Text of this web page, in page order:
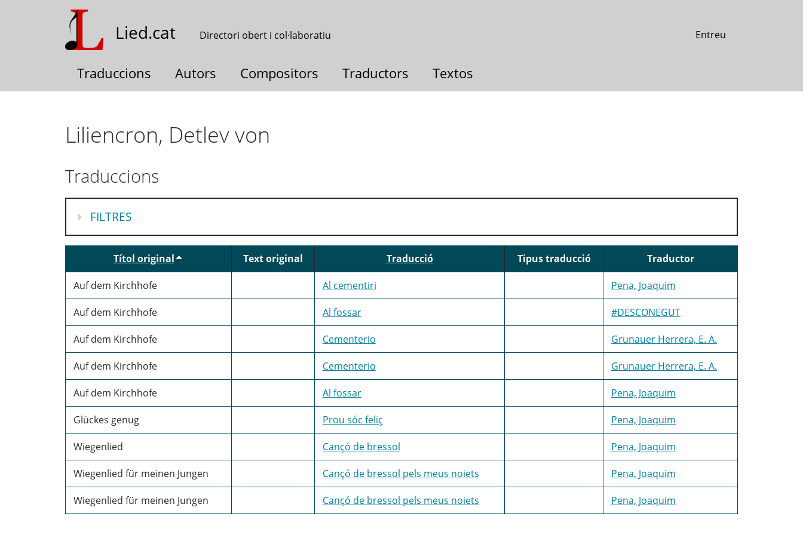
Lied.cat Directori obert i col·laboratiu Entreu
Traduccions Autors Compositors Traductors Textos
Liliencron, Detlev von
Traduccions
MOSTRA
FILTRES
Títol original Text original Traducció Tipus traducció Traductor
Auf dem Kirchhofe Al cementiri Pena, Joaquim
Auf dem Kirchhofe Al fossar #DESCONEGUT
Auf dem Kirchhofe Cementerio Grunauer Herrera, E. A.
Auf dem Kirchhofe Cementerio Grunauer Herrera, E. A.
Auf dem Kirchhofe Al fossar Pena, Joaquim
Glückes genug Prou sóc feliç Pena, Joaquim
Wiegenlied Cançó de bressol Pena, Joaquim
Wiegenlied für meinen Jungen Cançó de bressol pels meus noiets Pena, Joaquim
Wiegenlied für meinen Jungen Cançó de bressol pels meus noiets Pena, Joaquim